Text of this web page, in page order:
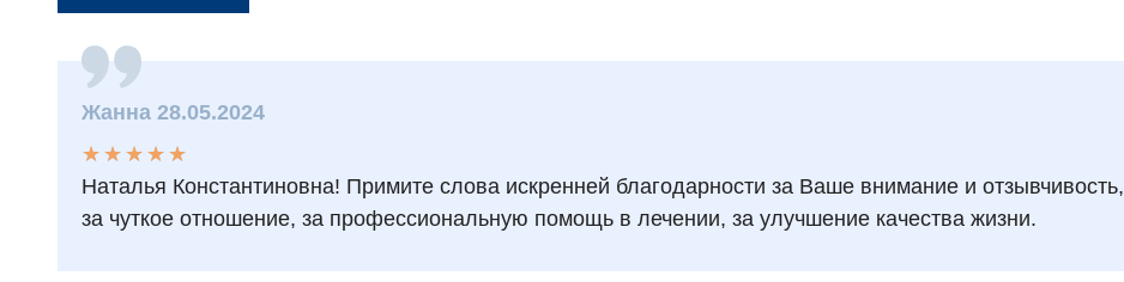
Жанна 28.05.2024
★
★
★
★
★
★ ★ ★ ★ ★
Наталья Константиновна! Примите слова искренней благодарности за Ваше внимание и отзывчивость,
за чуткое отношение, за профессиональную помощь в лечении, за улучшение качества жизни.